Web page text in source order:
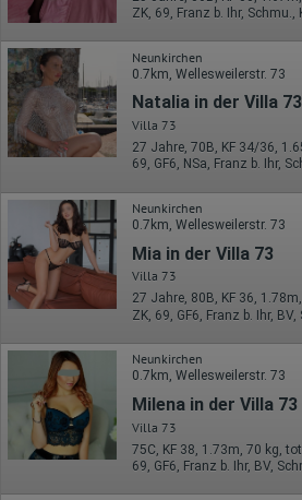
Neunkirchen
0.7km, Wellesweilerstr. 73
Natalia in der Villa 73
Villa 73
Neunkirchen
0.7km, Wellesweilerstr. 73
Mia in der Villa 73
Villa 73
Neunkirchen
0.7km, Wellesweilerstr. 73
Milena in der Villa 73
Villa 73